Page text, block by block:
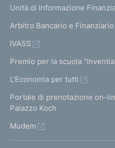
Unità di Informazione
Arbitro Bancario e Finanziario
IVASS
Premio per la scuola
L'Economia per tutti
Portale di prenotazione on-
Palazzo Koch
Mudem